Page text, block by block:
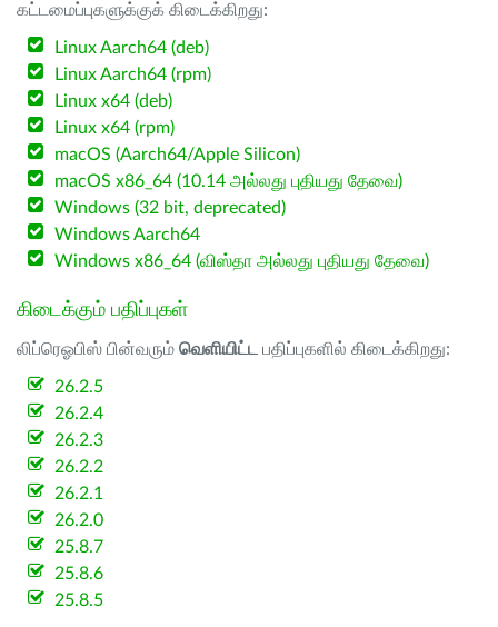
கட்டமைப்புகளுக்குக் கிடைக்கிறது:
Linux Aarch64 (deb)
Linux Aarch64 (rpm)
Linux x64 (deb)
Linux x64 (rpm)
macOS (Aarch64/Apple Silicon)
macOS x86_64 (10.14 அல்லது புதியது தேவை)
Windows (32 bit, deprecated)
Windows Aarch64
Windows x86_64 (விஸ்தா அல்லது புதியது தேவை)
கிடைக்கும் பதிப்புகள்
லிப்ரெஓபிஸ் பின்வரும் வெளியிட்ட பதிப்புகளில் கிடைக்கிறது:
26.2.5
26.2.4
26.2.3
26.2.2
26.2.1
26.2.0
25.8.7
25.8.6
25.8.5